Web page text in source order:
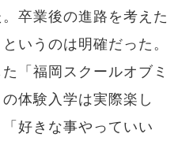
卒業後の進路を考えた
いうのは明確だった。
「福岡スクールオブミ
体験入学は実際楽し
好きな事やっていい